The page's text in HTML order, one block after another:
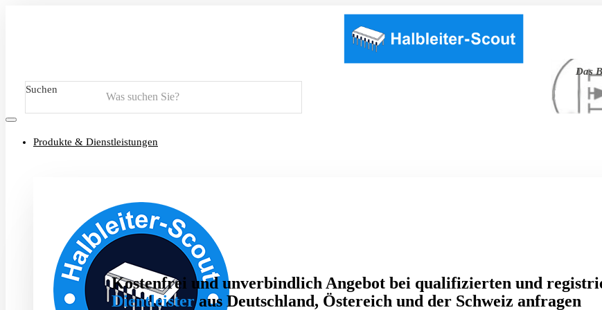
Das
Suchen
Produkte & Dienstleistungen
Kostenfrei und unverbindlich Angebot bei qualifizierten und
Dientleisteraus Deutschland, Östereich und der Schweiz anfragen